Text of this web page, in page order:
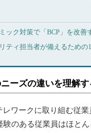
ック対策で「BCP」を改善
ティ担当者が備えるための
ーズの違いを理解す
ワークに取り組む従
のある従業員はほと